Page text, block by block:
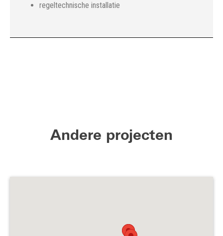
regeltechnische installatie
Andere projecten